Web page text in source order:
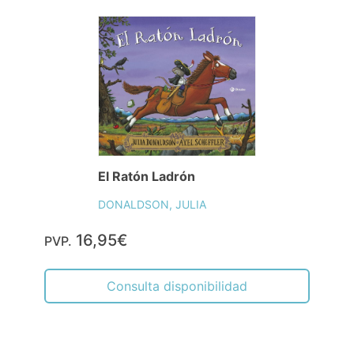
El Ratón Ladrón
DONALDSON, JULIA
PVP. 16,95€
Consulta disponibilidad